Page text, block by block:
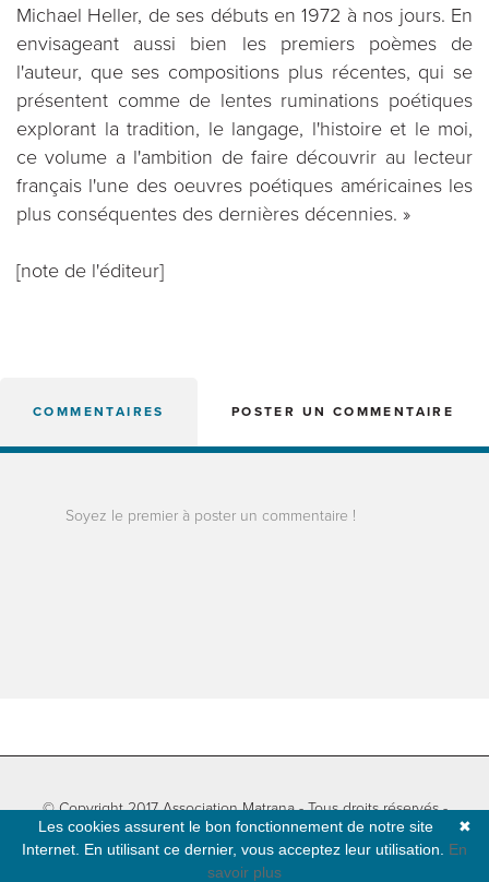
Michael Heller, de ses débuts en 1972 à nos jours. En
envisageant aussi bien les premiers poèmes de
l'auteur, que ses compositions plus récentes, qui se
présentent comme de lentes ruminations poétiques
explorant la tradition, le langage, l'histoire et le moi,
ce volume a l'ambition de faire découvrir au lecteur
français l'une des oeuvres poétiques américaines les
plus conséquentes des dernières décennies. »
[note de l'éditeur]
COMMENTAIRES POSTER UN COMMENTAIRE
Soyez le premier à poster un commentaire !
© Copyright 2017 Association Matrana - Tous droits réservés -
Informations légales- Plan du site- Développé parNatural-net
✖
Les cookies assurent le bon fonctionnement de notre site
Internet. En utilisant ce dernier, vous acceptez leur utilisation. En
savoir plus